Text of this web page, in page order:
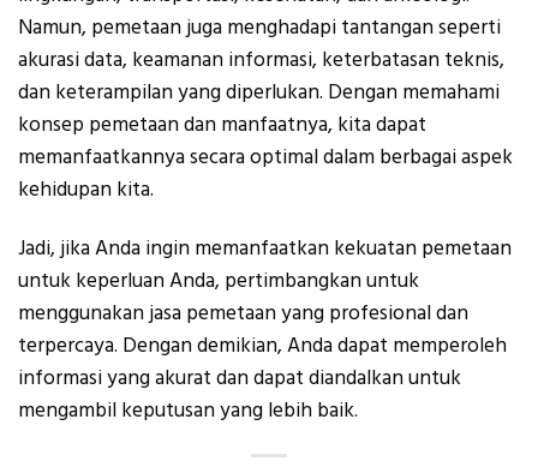
Namun, pemetaan juga menghadapi tantangan seperti
akurasi data, keamanan informasi, keterbatasan teknis,
dan keterampilan yang diperlukan. Dengan memahami
konsep pemetaan dan manfaatnya, kita dapat
memanfaatkannya secara optimal dalam berbagai aspek
kehidupan kita.
Jadi, jika Anda ingin memanfaatkan kekuatan pemetaan
untuk keperluan Anda, pertimbangkan untuk
menggunakan jasa pemetaan yang profesional dan
terpercaya. Dengan demikian, Anda dapat memperoleh
informasi yang akurat dan dapat diandalkan untuk
mengambil keputusan yang lebih baik.